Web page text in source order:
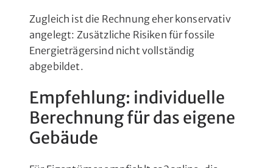
Zugleich ist die Rechnung eher konservativ
angelegt: Zusätzliche Risiken für fossile
Energieträgersind nicht vollständig
abgebildet.
Empfehlung: individuelle
Berechnung für das eigene
Gebäude